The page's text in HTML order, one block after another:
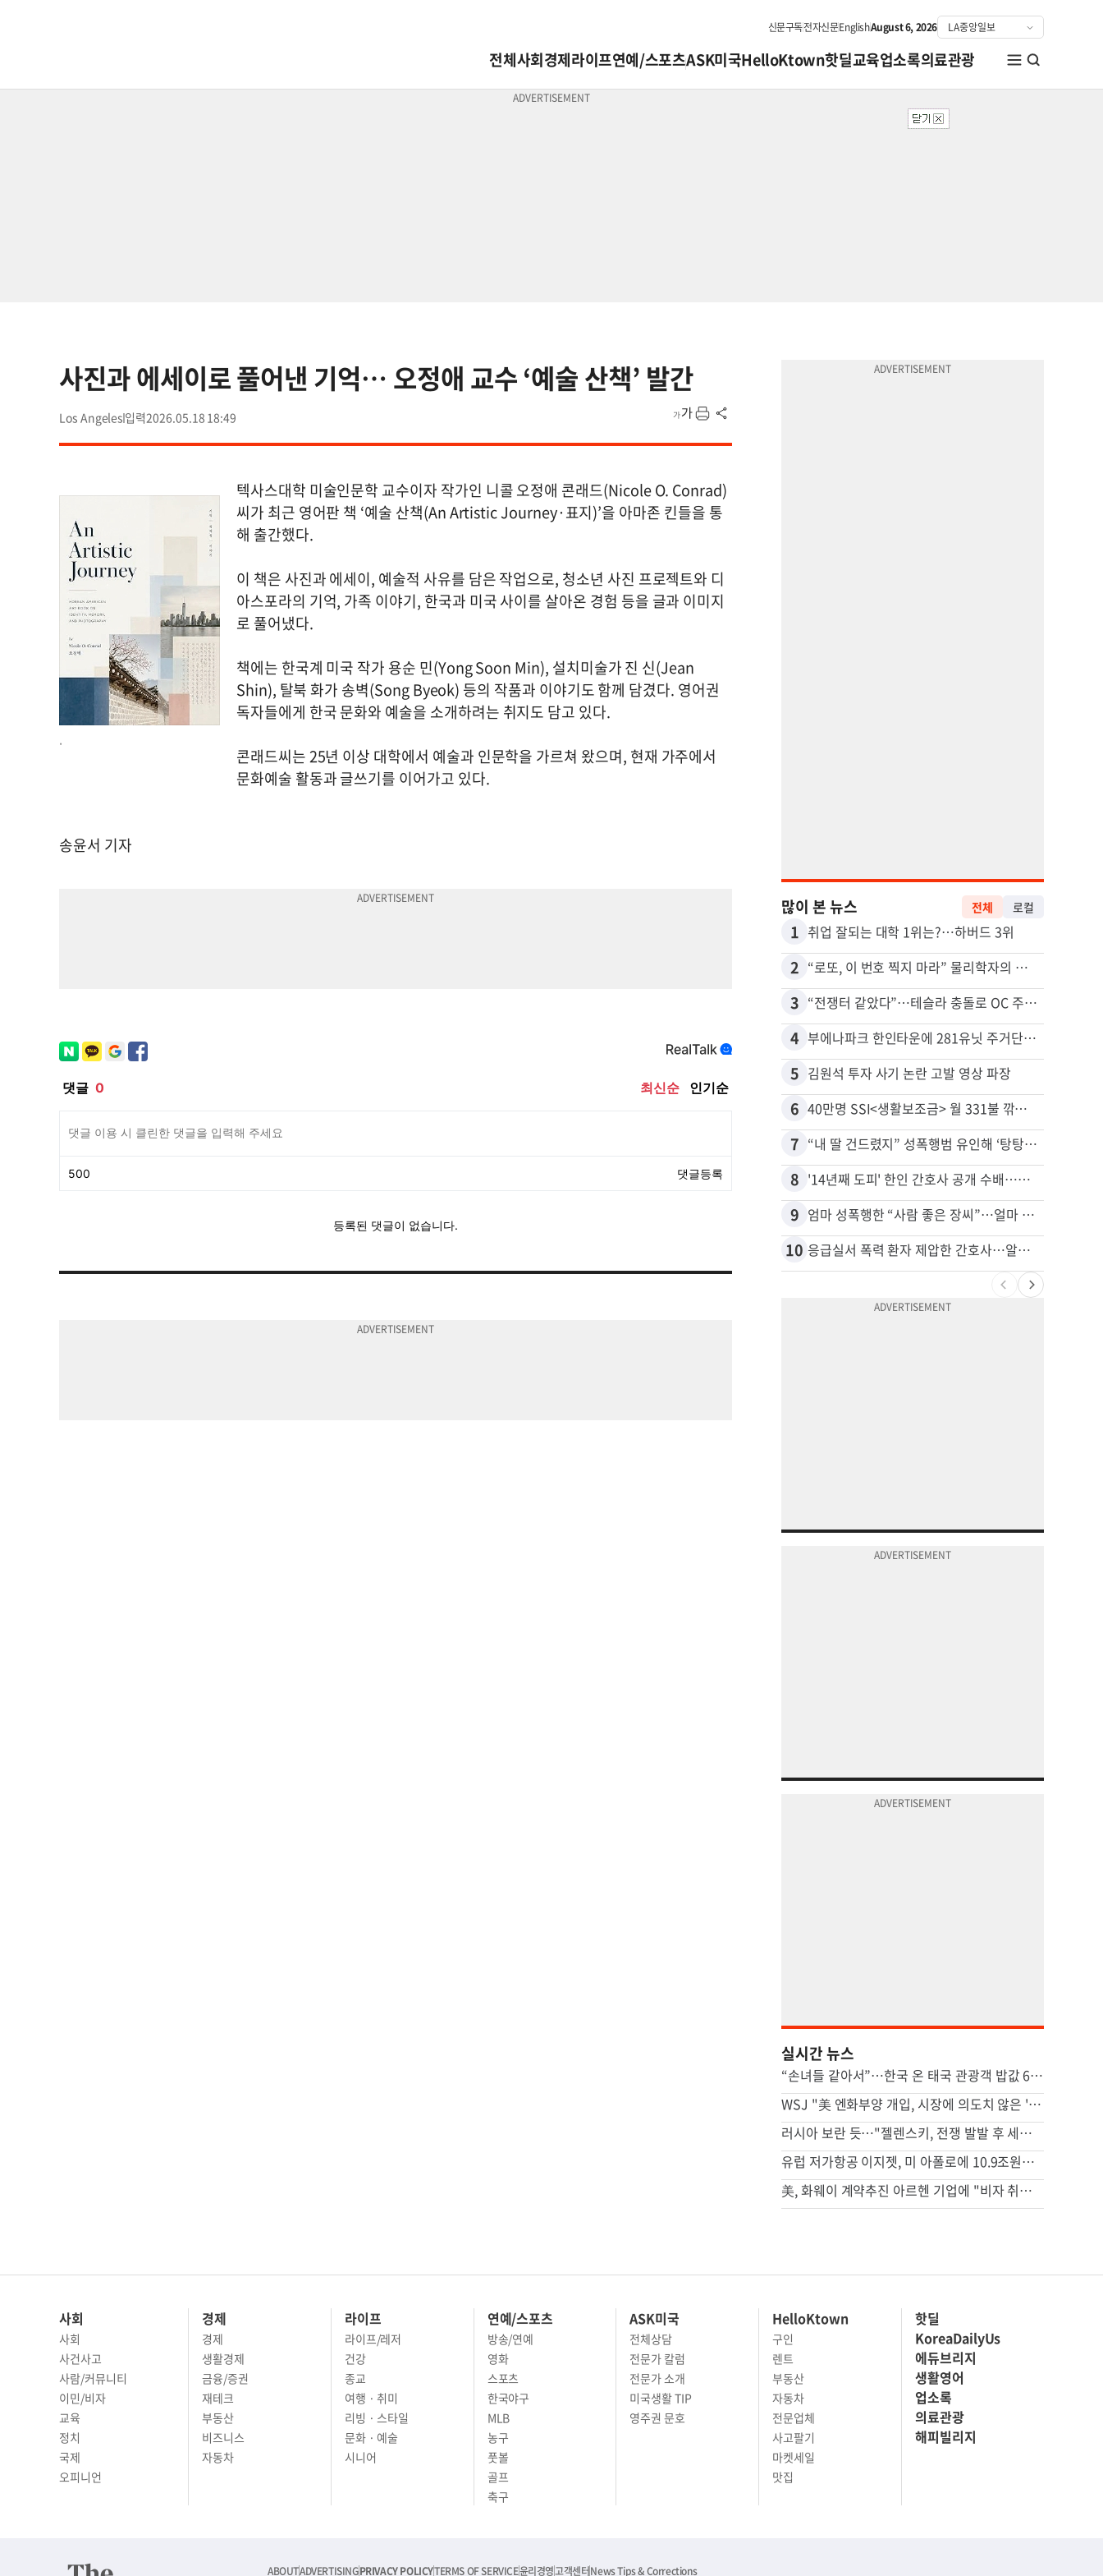
신문구독전자신문EnglishAugust 6, 2026
전체사회경제라이프연예/스포츠ASK미국HelloKtown핫딜교육업소록의료관광
사진과 에세이로 풀어낸 기억… 오정애 교수 ‘예술 산책’ 발간
Los Angeles 2026.05.18 18:49
.
텍사스대학 미술인문학 교수이자 작가인 니콜 오정애 콘래드(Nicole O. Conrad)
씨가 최근 영어판 책 ‘예술 산책(An Artistic Journey·표지)’을 아마존 킨들을 통
해 출간했다.
이 책은 사진과 에세이, 예술적 사유를 담은 작업으로, 청소년 사진 프로젝트와 디
아스포라의 기억, 가족 이야기, 한국과 미국 사이를 살아온 경험 등을 글과 이미지
로 풀어냈다.
책에는 한국계 미국 작가 용순 민(Yong Soon Min), 설치미술가 진 신(Jean
Shin), 탈북 화가 송벽(Song Byeok) 등의 작품과 이야기도 함께 담겼다. 영어권
독자들에게 한국 문화와 예술을 소개하려는 취지도 담고 있다.
콘래드씨는 25년 이상 대학에서 예술과 인문학을 가르쳐 왔으며, 현재 가주에서
문화예술 활동과 글쓰기를 이어가고 있다.
송윤서 기자
많이 본 뉴스 전체 로컬
1 취업 잘되는 대학 1위는?…하버드 3위
2 “로또, 이 번호 찍지 마라” 물리학자의 당첨금 높이는 비밀
3 “전쟁터 같았다”…테슬라 충돌로 OC 주택 4채 파손
4 부에나파크 한인타운에 281유닛 주거단지 들어선다
5 김원석 투자 사기 논란 고발 영상 파장
6 40만명 SSI<생활보조금> 월 331불 깎이나
7 “내 딸 건드렸지” 성폭행범 유인해 ‘탕탕’…아빠의 복수 결말
8 '14년째 도피' 한인 간호사 공개 수배…메디케어 사기 유죄
9 엄마 성폭행한 “사람 좋은 장씨”…얼마 뒤 딸 배도 불러왔다
10 응급실서 폭력 환자 제압한 간호사…알고 보니
실시간 뉴스
“손녀들 같아서”…한국 온 태국 관광객 밥값 6만원 내준 할아버지
WSJ "美 엔화부양 개입, 시장에 의도치 않은 '유동성' 부작용"
러시아 보란 듯…"젤렌스키, 전쟁 발발 후 세르비아 첫 방문"
유럽 저가항공 이지젯, 미 아폴로에 10.9조원에 팔린다
美, 화웨이 계약추진 아르헨 기업에 "비자 취소" 경고…中 반발
사회
사회
사건사고
사람/커뮤니티
이민/비자
교육
정치
국제
오피니언
경제
경제
생활경제
금융/증권
재테크
부동산
비즈니스
자동차
라이프
라이프/레저
건강
종교
여행 · 취미
리빙 · 스타일
문화 · 예술
시니어
연예/스포츠
방송/연예
영화
스포츠
한국야구
MLB
농구
풋볼
골프
축구
ASK미국
전체상담
전문가 칼럼
전문가 소개
미국생활 TIP
영주권 문호
HelloKtown
구인
렌트
부동산
자동차
전문업체
사고팔기
마켓세일
맛집
핫딜
KoreaDailyUs
에듀브리지
생활영어
업소록
의료관광
해피빌리지
ABOUTADVERTISINGPRIVACY POLICYTERMS OF SERVICE윤리경영고객센터News Tips & Corrections